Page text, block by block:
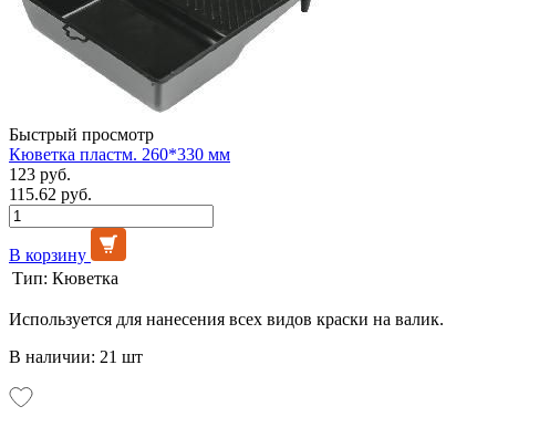
Быстрый просмотр
Кюветка пластм. 260*330 мм
123 руб.
115.62 руб.
В корзину
Тип: Кюветка
Используется для нанесения всех видов краски на валик.
В наличии: 21 шт